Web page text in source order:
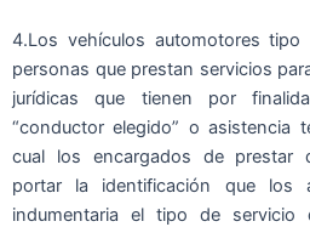
4.Los vehículos automotores
personas que prestan servicios
jurídicas que tienen por
“conductor elegido” o asistencia
cual los encargados de prestar
portar la identificación que los
indumentaria el tipo de